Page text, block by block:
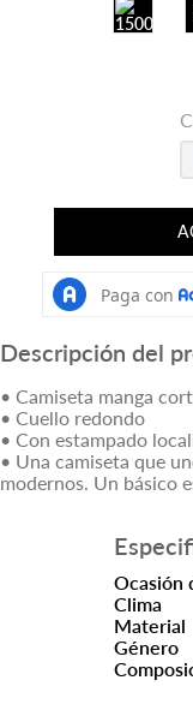
Descripción del
• Camiseta manga
• Cuello redondo
• Con estampado
• Una camiseta que
modernos. Un básico
Ocasión
Clima
Material
Género